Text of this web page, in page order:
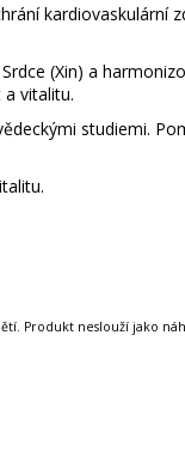
kardiovaskulární
(Xin) a
a vitalitu.
studiemi.
neslouží jako